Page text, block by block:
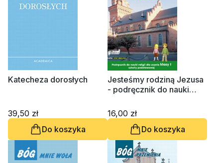
Katecheza dorosłych
39,50 zł
Do koszyka
Jesteśmy rodziną Jezusa
- podręcznik do nauki
Szkoły Podstawowej
16,00 zł
Do koszyka